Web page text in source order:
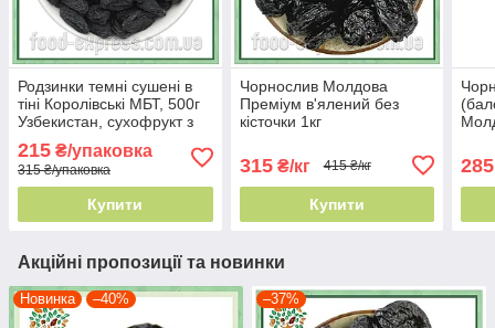
Родзинки темні сушені в
тіні Королівські МБТ, 500г
Узбекистан, сухофрукт з
кісточок
215 ₴/упаковка
315 ₴/упаковка
Купити
Чорнослив Молдова
Преміум в'ялений без
кісточки 1кг
315₴/кг 415 ₴/кг
Купити
285
Акційні пропозиції та новинки
Новинка –40% –37%